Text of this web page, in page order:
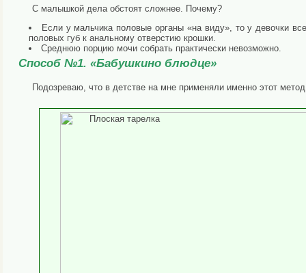
С малышкой дела обстоят сложнее. Почему?
Если у мальчика половые органы «на виду», то у девочки
половых губ к анальному отверстию крошки.
Среднюю порцию мочи собрать практически невозможно.
Способ №1. «Бабушкино блюдце»
Подозреваю, что в детстве на мне применяли именно этот